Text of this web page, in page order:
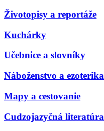
Životopisy a reportáže
Kuchárky
Učebnice a slovníky
Náboženstvo a ezoterika
Mapy a cestovanie
Cudzojazyčná literatúra